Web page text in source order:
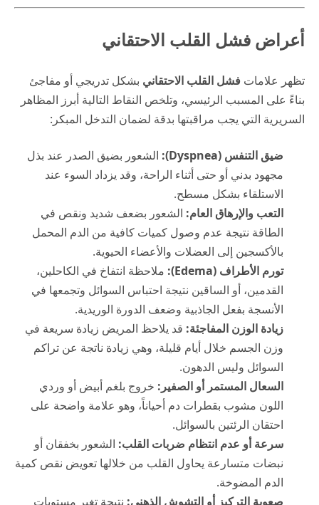
أعراض فشل القلب الاحتقاني
تظهر علامات فشل القلب الاحتقاني بشكل تدريجي أو مفاجئ
بناءً على المسبب الرئيسي، وتلخص النقاط التالية أبرز المظاهر
السريرية التي يجب مراقبتها بدقة لضمان التدخل المبكر:
ضيق التنفس (Dyspnea):
الشعور بضيق الصدر عند بذل
مجهود بدني أو حتى أثناء الراحة، وقد يزداد السوء عند
الاستلقاء بشكل مسطح.
التعب والإرهاق العام: الشعور بضعف شديد ونقص في
الطاقة نتيجة عدم وصول كميات كافية من الدم المحمل
بالأكسجين إلى العضلات والأعضاء الحيوية.
تورم الأطراف (Edema):
ملاحظة انتفاخ في الكاحلين،
القدمين، أو الساقين نتيجة احتباس السوائل وتجمعها في
الأنسجة بفعل الجاذبية وضعف الدورة الوريدية.
زيادة الوزن المفاجئة: قد يلاحظ المريض زيادة سريعة في
وزن الجسم خلال أيام قليلة، وهي زيادة ناتجة عن تراكم
السوائل وليس الدهون.
السعال المستمر أو الصفير: خروج بلغم أبيض أو وردي
اللون مشوب بقطرات دم أحياناً، وهو علامة واضحة على
احتقان الرئتين بالسوائل.
سرعة أو عدم انتظام ضربات القلب: الشعور بخفقان أو
نبضات متسارعة يحاول القلب من خلالها تعويض نقص كمية
الدم المضوخة.
صعوبة التركيز أو التشوش الذهني: نتيجة تغير مستويات